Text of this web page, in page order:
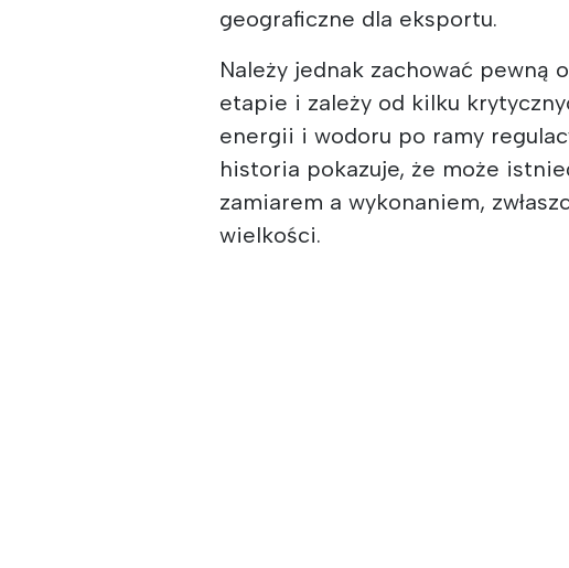
geograficzne dla eksportu.
Należy jednak zachować pewną
etapie i zależy od kilku
energii i wodoru po ramy
historia pokazuje, że może
zamiarem a wykonaniem,
wielkości.